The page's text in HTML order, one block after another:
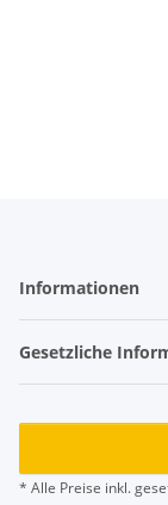
Informationen
Gesetzliche
* Alle Preise inkl.